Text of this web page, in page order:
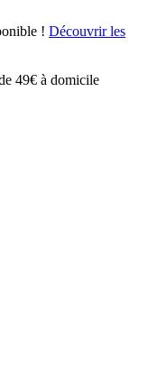
! Découvrir les
49€ à domicile